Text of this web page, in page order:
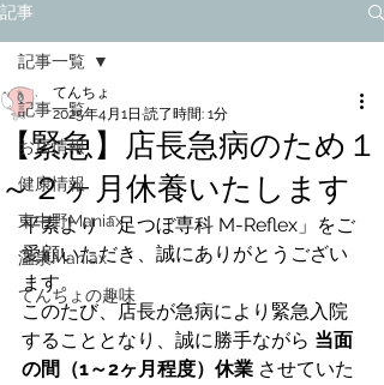
記事
記事一覧
お店情報
健康情報
東中野Maniax
温泉Maniax
てんちょの趣味
記事一覧
【緊急】店長急病のため１
～２ヶ月休養いたします
てんちょ
2025年4月1日 読了時間: 1分
平素より「足つぼ専科 M-Reflex」をご
愛顧いただき、誠にありがとうござい
ます。
このたび、店長が急病により緊急入院
することとなり、誠に勝手ながら 当面
の間（1～2ヶ月程度）休業 させていた